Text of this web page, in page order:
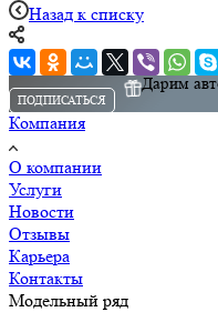
Назад к списку
Дарим
ПОДПИСАТЬСЯ
Компания
О компании
Услуги
Новости
Отзывы
Карьера
Контакты
Модельный ряд